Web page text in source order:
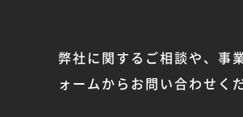
弊社に関するご相談や、事
ォームからお問い合わせく